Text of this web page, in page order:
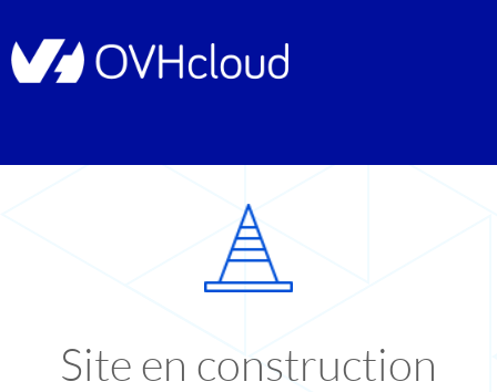
Site en construction